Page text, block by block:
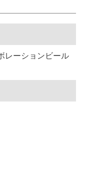
レーションビール